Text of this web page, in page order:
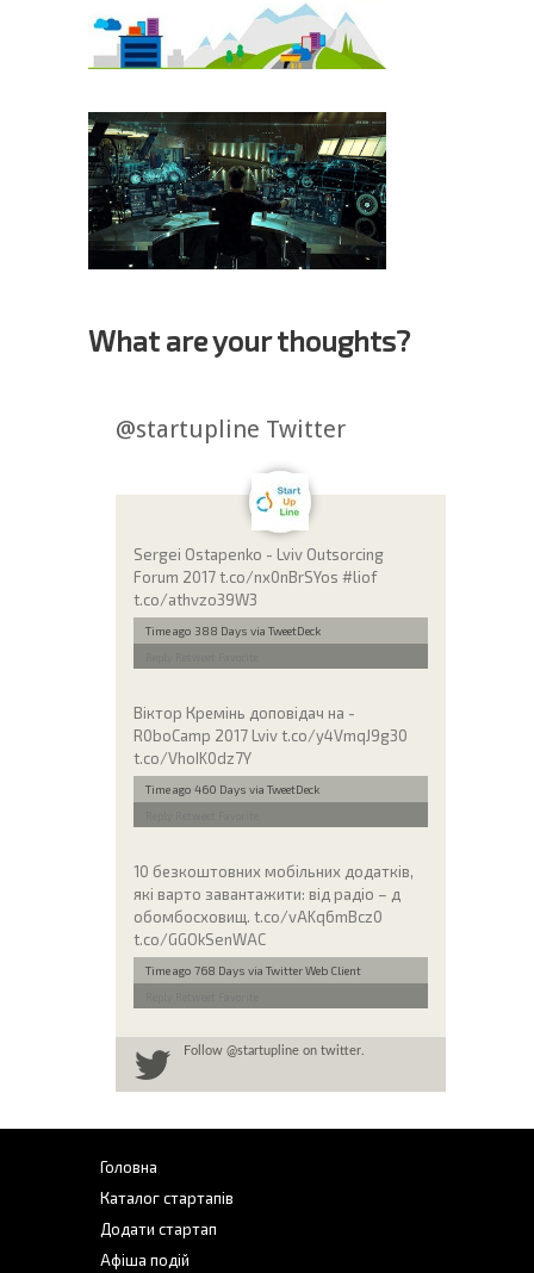
What are your thoughts?
@startupline Twitter
Sergei Ostapenko - Lviv Outsorcing
Forum 2017 t.co/nx0nBrSYos #liof
t.co/athvzo39W3
Time ago 388 Days via TweetDeck
Віктор Кремінь доповідач на -
R0boCamp 2017 Lviv t.co/y4VmqJ9g30
t.co/VhoIK0dz7Y
Time ago 460 Days via TweetDeck
10 безкоштовних мобільних додатків,
які варто завантажити: від радіо – д
обомбосховищ. t.co/vAKq6mBcz0
t.co/GGOkSenWAC
Time ago 768 Days via Twitter Web Client
Follow@startupline on twitter.
Головна
Каталог стартапів
Додати стартап
Афіша подій